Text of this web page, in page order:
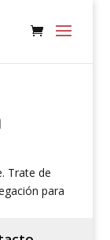
Trate de
para